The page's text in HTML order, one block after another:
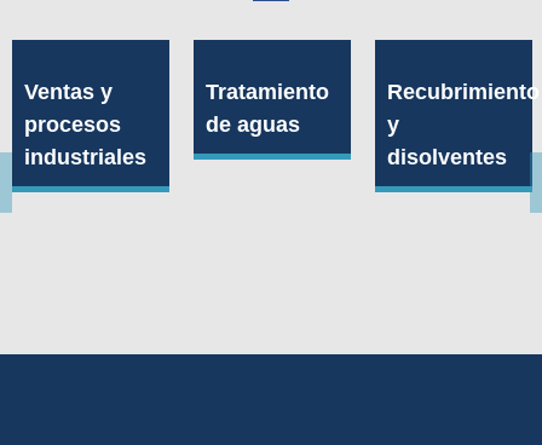
Ventas y
procesos
industriales
Tratamiento
de aguas
Recubrimiento
y
disolventes